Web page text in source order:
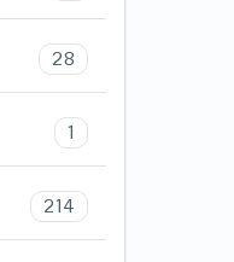
28
1
214